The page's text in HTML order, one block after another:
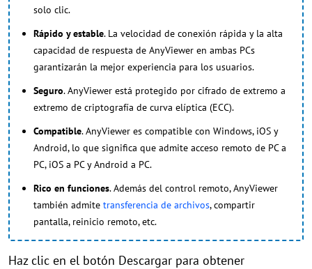
solo clic.
Rápido y estable. La velocidad de conexión rápida y la alta
capacidad de respuesta de AnyViewer en ambas PCs
garantizarán la mejor experiencia para los usuarios.
Seguro. AnyViewer está protegido por cifrado de extremo a
extremo de criptografía de curva elíptica (ECC).
Compatible. AnyViewer es compatible con Windows, iOS y
Android, lo que significa que admite acceso remoto de PC a
PC, iOS a PC y Android a PC.
Rico en funciones. Además del control remoto, AnyViewer
también admite transferencia de archivos, compartir
pantalla, reinicio remoto, etc.
Haz clic en el botón Descargar para obtener